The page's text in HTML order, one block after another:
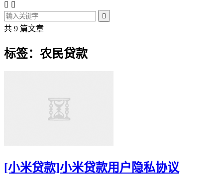
 

共 9 篇文章
标签：农民贷款
[小米贷款]小米贷款用户隐私协议